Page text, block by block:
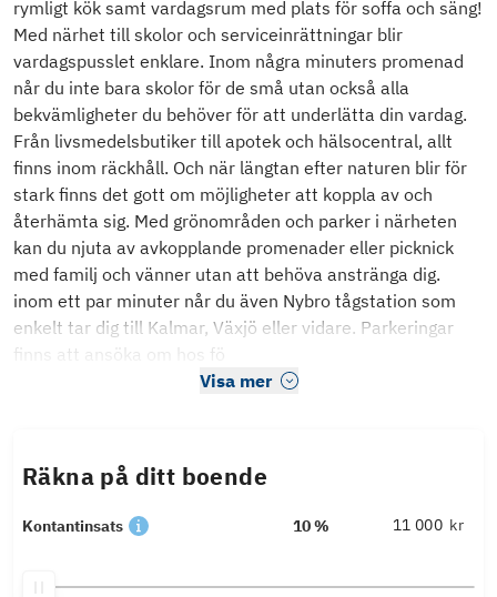
rymligt kök samt vardagsrum med plats för soffa och säng!
Med närhet till skolor och serviceinrättningar blir
vardagspusslet enklare. Inom några minuters promenad
når du inte bara skolor för de små utan också alla
bekvämligheter du behöver för att underlätta din vardag.
Från livsmedelsbutiker till apotek och hälsocentral, allt
finns inom räckhåll. Och när längtan efter naturen blir för
stark finns det gott om möjligheter att koppla av och
återhämta sig. Med grönområden och parker i närheten
kan du njuta av avkopplande promenader eller picknick
med familj och vänner utan att behöva anstränga dig.
inom ett par minuter når du även Nybro tågstation som
enkelt tar dig till Kalmar, Växjö eller vidare. Parkeringar
finns att ansöka om hos fö
Visa mer
Räkna på ditt boende
Kontantinsats 10 % kr